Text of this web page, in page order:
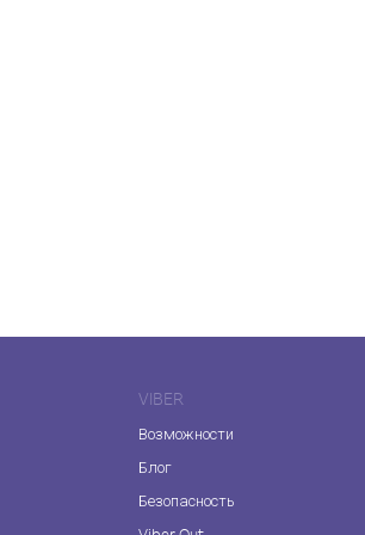
VIBER
Возможности
Блог
Безопасность